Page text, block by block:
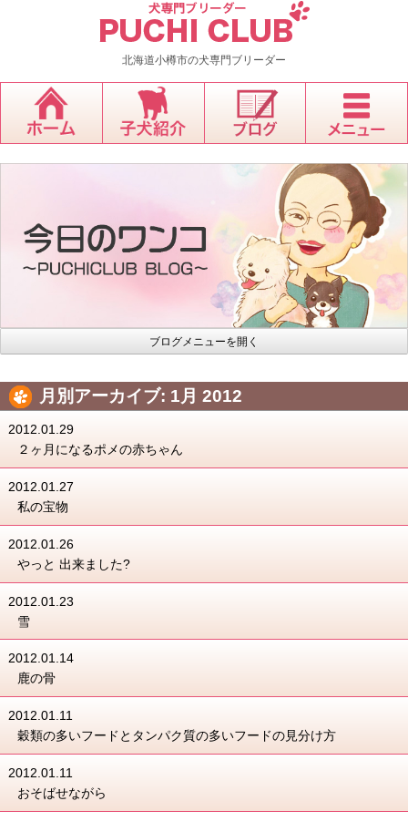
北海道小樽市の犬専門ブリーダー
ブログメニューを開く
月別アーカイブ: 1月 2012
2012.01.29
２ヶ月になるポメの赤ちゃん
2012.01.27
私の宝物
2012.01.26
やっと 出来ました?
2012.01.23
雪
2012.01.14
鹿の骨
2012.01.11
穀類の多いフードとタンパク質の多いフードの見分け方
2012.01.11
おそばせながら